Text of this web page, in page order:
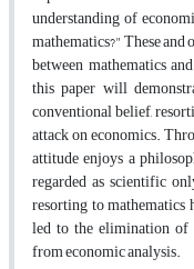
understanding of
mathematics?" These
between mathematics
this paper will
conventional belief,
attack on economics.
attitude enjoys a
regarded as scientific
resorting to mathematics
led to the elimination of
from economic analysis.